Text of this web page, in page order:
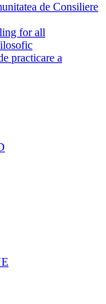
de Consiliere
for all
practicare a